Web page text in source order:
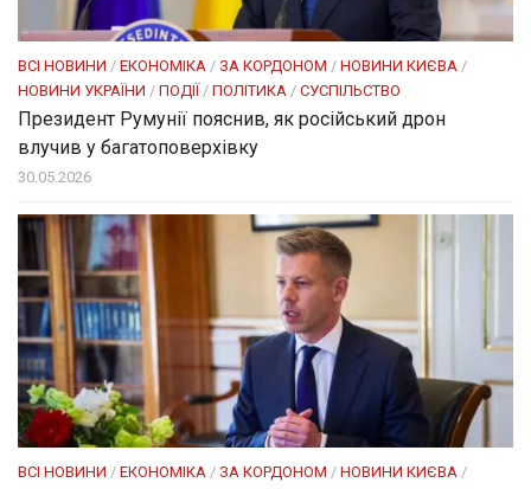
ВСІ НОВИНИ / ЕКОНОМІКА / ЗА КОРДОНОМ / НОВИНИ КИЄВА /
НОВИНИ УКРАЇНИ / ПОДІЇ/ ПОЛІТИКА / СУСПІЛЬСТВО
Президент Румунії пояснив, як російський дрон
влучив у багатоповерхівку
30.05.2026
ВСІ НОВИНИ / ЕКОНОМІКА / ЗА КОРДОНОМ / НОВИНИ КИЄВА /